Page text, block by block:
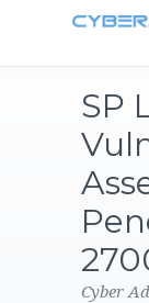
PRODOTTI
CONTATTI
SP
Cyber